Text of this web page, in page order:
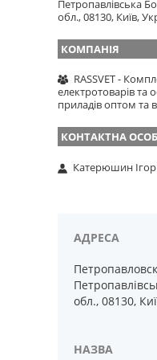
Петропавлівська
обл., 08130, Київ,
RASSVET -
електротоварів та
приладів оптом та
Катерюшин Ігор
обл., 08130,